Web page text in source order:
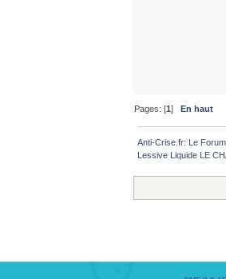
Pages: [1] En haut
Anti-Crise.fr: Le Forum
Lessive Liquide LE